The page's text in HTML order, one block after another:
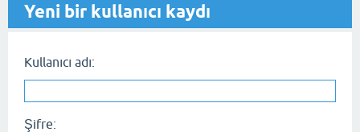
Yeni bir kullanıcı kaydı
Kullanıcı adı:
Şifre: